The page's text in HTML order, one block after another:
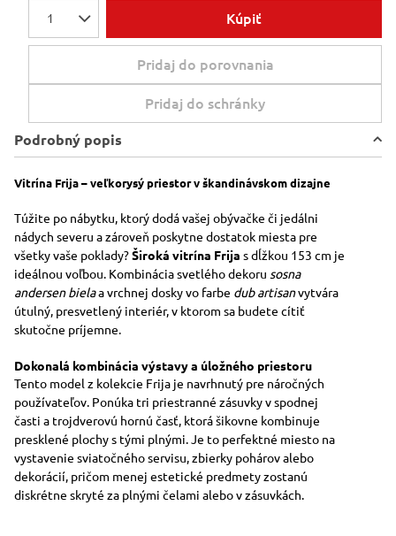
1 Kúpiť
Pridaj do porovnania
Pridaj do schránky
Podrobný popis
Vitrína Frija – veľkorysý priestor v škandinávskom dizajne
Túžite po nábytku, ktorý dodá vašej obývačke či jedálni
nádych severu a zároveň poskytne dostatok miesta pre
všetky vaše poklady?Široká vitrína Frija s dĺžkou 153 cm je
ideálnou voľbou. Kombinácia svetlého dekoru sosna
andersen bielaa vrchnej dosky vo farbe dub artisanvytvára
útulný, presvetlený interiér, v ktorom sa budete cítiť
skutočne príjemne.
Dokonalá kombinácia výstavy a úložného priestoru
Tento model z kolekcie Frija je navrhnutý pre náročných
používateľov. Ponúka tri priestranné zásuvky v spodnej
časti a trojdverovú hornú časť, ktorá šikovne kombinuje
presklené plochy s tými plnými. Je to perfektné miesto na
vystavenie sviatočného servisu, zbierky pohárov alebo
dekorácií, pričom menej estetické predmety zostanú
diskrétne skryté za plnými čelami alebo v zásuvkách.